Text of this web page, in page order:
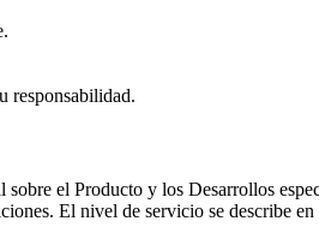
responsabilidad.
el Producto y los Desarrollos
El nivel de servicio se describe